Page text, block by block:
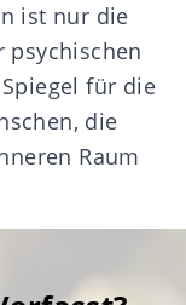
ist nur die
psychischen
für die
die
Raum